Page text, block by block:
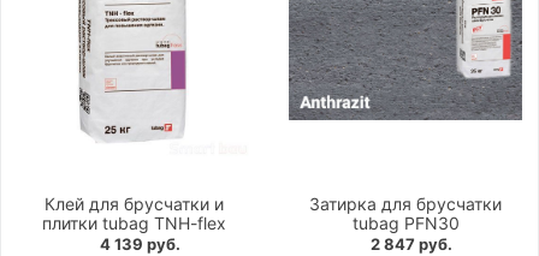
Клей для брусчатки и
плитки tubag TNH-flex
4 139 руб.
Затирка для брусчатки
tubag PFN30
2 847 руб.